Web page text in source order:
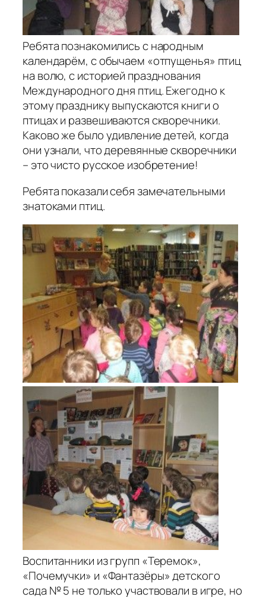
Ребята познакомились с народным
календарём, с обычаем «отпущенья» птиц
на волю, с историей празднования
Международного дня птиц. Ежегодно к
этому празднику выпускаются книги о
птицах и развешиваются скворечники.
Каково же было удивление детей, когда
они узнали, что деревянные скворечники
– это чисто русское изобретение!
Ребята показали себя замечательными
знатоками птиц.
Воспитанники из групп «Теремок»,
«Почемучки» и «Фантазёры» детского
сада № 5 не только участвовали в игре, но